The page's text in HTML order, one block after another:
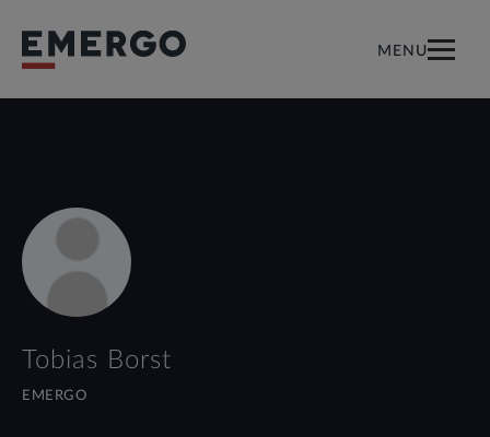
MENU
Tobias Borst
EMERGO